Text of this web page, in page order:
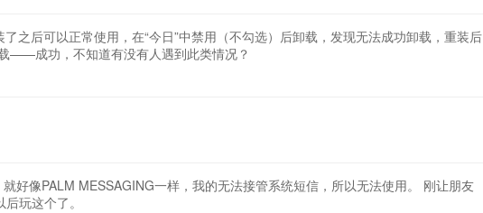
之后可以正常使用，在“今日”中禁用（不勾选）后卸载，发现无法成功卸载，重装后
——成功，不知道有没有人遇到此类情况？
好像PALM MESSAGING一样，我的无法接管系统短信，所以无法使用。 刚让朋友
玩这个了。